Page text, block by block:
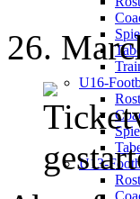
U16-
U13-
26.